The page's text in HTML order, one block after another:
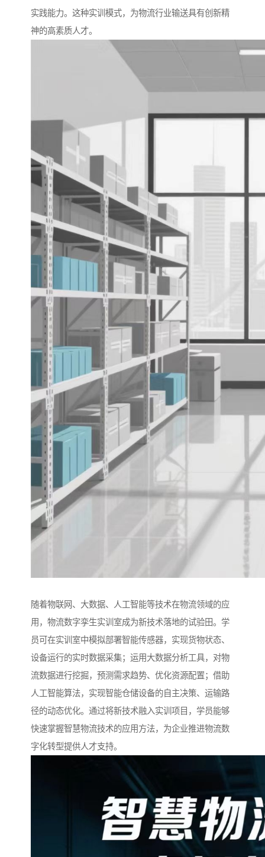
实践能力。这种实训模式，为物流行业输送具有创新精
神的高素质人才。
随着物联网、大数据、人工智能等技术在物流领域的应
用，物流数字孪生实训室成为新技术落地的试验田。学
员可在实训室中模拟部署智能传感器，实现货物状态、
设备运行的实时数据采集；运用大数据分析工具，对物
流数据进行挖掘，预测需求趋势、优化资源配置；借助
人工智能算法，实现智能仓储设备的自主决策、运输路
径的动态优化。通过将新技术融入实训项目，学员能够
快速掌握智慧物流技术的应用方法，为企业推进物流数
字化转型提供人才支持。